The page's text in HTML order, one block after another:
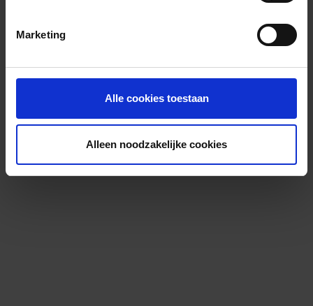
Marketing
Alle cookies toestaan
Alleen noodzakelijke cookies